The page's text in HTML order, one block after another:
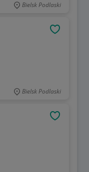
Bielsk Podlaski
Bielsk Podlaski